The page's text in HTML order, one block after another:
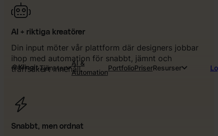
Tjänster
AI &
Automation
PortfolioPriserResurser
AI + riktiga kreatörer
Din input möter vår plattform där designers jobbar
ihop med automation för snabbt, jämnt och
träffsäkert innehåll.
Snabbt, men ordnat